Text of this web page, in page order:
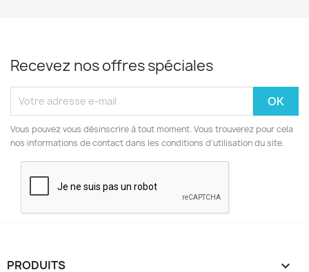
Recevez nos offres spéciales
Vous pouvez vous désinscrire à tout moment. Vous trouverez pour cela
nos informations de contact dans les conditions d'utilisation du site.
PRODUITS 